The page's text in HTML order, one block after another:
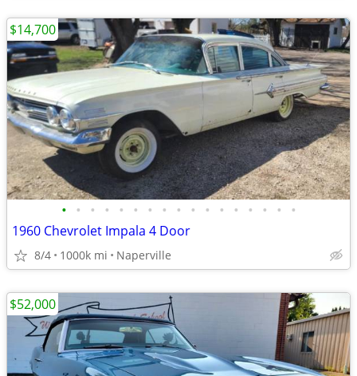
• • • • • • • • • • • • • • • • •
1960 Chevrolet Impala 4 Door
8/4 1000k mi Naperville
$14,700
$52,000